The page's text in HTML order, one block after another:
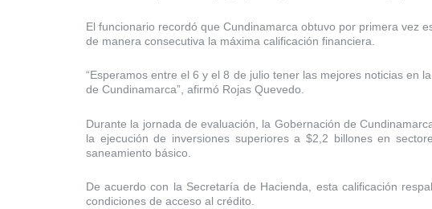
El funcionario recordó que Cundinamarca obtuvo por primera vez
de manera consecutiva la máxima calificación financiera.
“Esperamos entre el 6 y el 8 de julio tener las mejores noticias en
de Cundinamarca”, afirmó Rojas Quevedo.
Durante la jornada de evaluación, la Gobernación de
la ejecución de inversiones superiores a $2,2 billones en
saneamiento básico.
De acuerdo con la Secretaría de Hacienda, esta calificación
condiciones de acceso al crédito.